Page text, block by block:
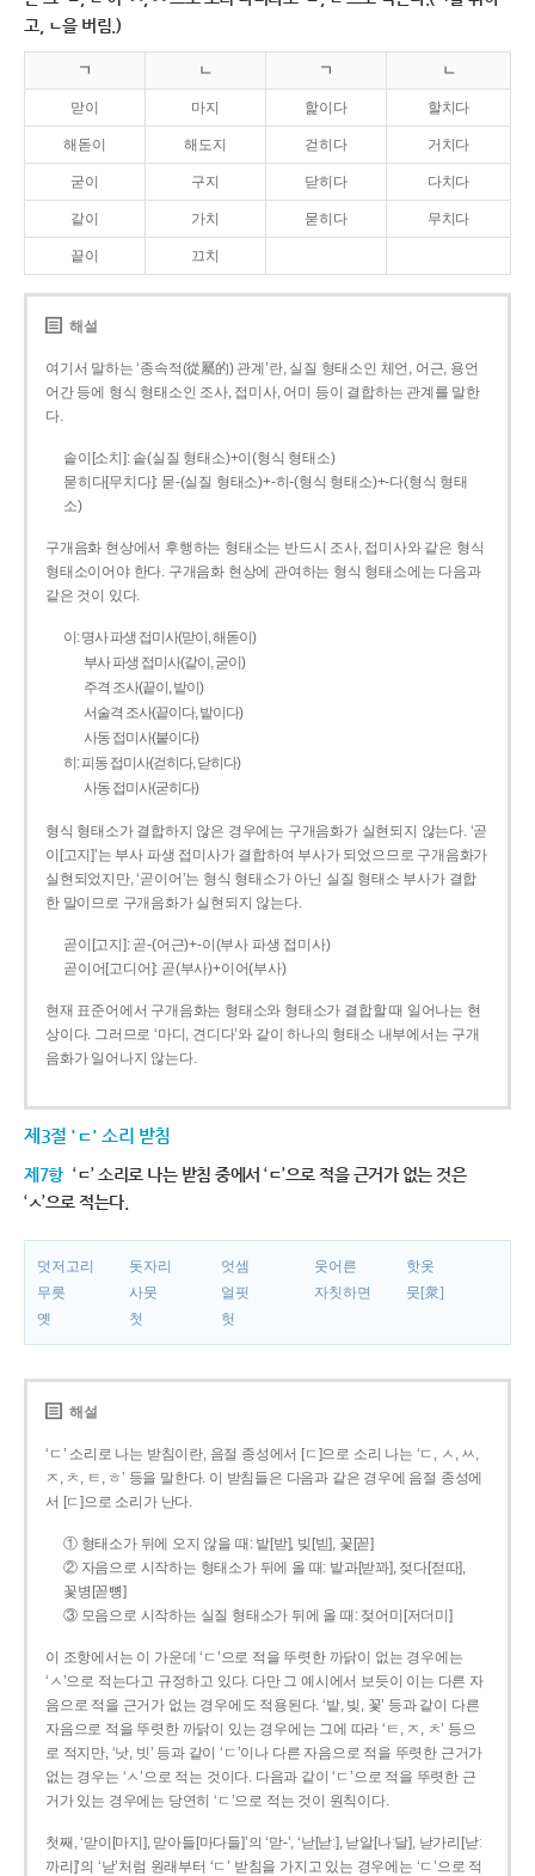
고, ㄴ을 버림.)
ㄱ ㄴ ㄱ ㄴ
맏이 마지 핥이다 할치다
해돋이 해도지 걷히다 거치다
굳이 구지 닫히다 다치다
같이 가치 묻히다 무치다
끝이 끄치
해설
여기서 말하는 ‘종속적(從屬的) 관계’란, 실질 형태소인 체언, 어근, 용언
어간 등에 형식 형태소인 조사, 접미사, 어미 등이 결합하는 관계를 말한
다.
솥이[소치]: 솥(실질 형태소)+이(형식 형태소)
묻히다[무치다]: 묻­-(실질 형태소)+­-히­-(형식 형태소)+-다(형식 형태
소)
구개음화 현상에서 후행하는 형태소는 반드시 조사, 접미사와 같은 형식
형태소이어야 한다. 구개음화 현상에 관여하는 형식 형태소에는 다음과
같은 것이 있다.
이: 명사 파생 접미사(맏이, 해돋이)
부사 파생 접미사(같이, 굳이)
주격 조사(끝이, 밭이)
서술격 조사(끝이다, 밭이다)
사동 접미사(붙이다)
히: 피동 접미사(걷히다, 닫히다)
사동 접미사(굳히다)
형식 형태소가 결합하지 않은 경우에는 구개음화가 실현되지 않는다. ‘곧
이[고지]’는 부사 파생 접미사가 결합하여 부사가 되었으므로 구개음화가
실현되었지만, ‘곧이어’는 형식 형태소가 아닌 실질 형태소 부사가 결합
한 말이므로 구개음화가 실현되지 않는다.
곧이[고지]: 곧-­(어근)+­-이(부사 파생 접미사)
곧이어[고디어]: 곧(부사)+이어(부사)
현재 표준어에서 구개음화는 형태소와 형태소가 결합할 때 일어나는 현
상이다. 그러므로 ‘마디, 견디다’와 같이 하나의 형태소 내부에서는 구개
음화가 일어나지 않는다.
제3절 'ㄷ' 소리 받침
제7항 ‘ㄷ’ 소리로 나는 받침 중에서 ‘ㄷ’으로 적을 근거가 없는 것은
‘ㅅ’으로 적는다.
덧저고리 돗자리 엇셈 웃어른
핫옷
무릇
사뭇 얼핏 자칫하면
뭇[衆]
옛
첫 헛
해설
‘ㄷ’ 소리로 나는 받침이란, 음절 종성에서 [ㄷ]으로 소리 나는 ‘ㄷ, ㅅ, ㅆ,
ㅈ, ㅊ, ㅌ, ㅎ’ 등을 말한다. 이 받침들은 다음과 같은 경우에 음절 종성에
서 [ㄷ]으로 소리가 난다.
① 형태소가 뒤에 오지 않을 때: 밭[받], 빚[빋], 꽃[꼳]
② 자음으로 시작하는 형태소가 뒤에 올 때: 밭과[받꽈], 젖다[젇따],
꽃병[꼳뼝]
③ 모음으로 시작하는 실질 형태소가 뒤에 올 때: 젖어미[저더미]
이 조항에서는 이 가운데 ‘ㄷ’으로 적을 뚜렷한 까닭이 없는 경우에는
‘ㅅ’으로 적는다고 규정하고 있다. 다만 그 예시에서 보듯이 이는 다른 자
음으로 적을 근거가 없는 경우에도 적용된다. ‘밭, 빚, 꽃’ 등과 같이 다른
자음으로 적을 뚜렷한 까닭이 있는 경우에는 그에 따라 ‘ㅌ, ㅈ, ㅊ’ 등으
로 적지만, ‘낫, 빗’ 등과 같이 ‘ㄷ’이나 다른 자음으로 적을 뚜렷한 근거가
없는 경우는 ‘ㅅ’으로 적는 것이다. 다음과 같이 ‘ㄷ’으로 적을 뚜렷한 근
거가 있는 경우에는 당연히 ‘ㄷ’으로 적는 것이 원칙이다.
첫째, ‘맏이[마지], 맏아들[마다들]’의 ‘맏-’, ‘낟[낟ː], 낟알[나ː달], 낟가리[낟ː
까리]’의 ‘낟’처럼 원래부터 ‘ㄷ’ 받침을 가지고 있는 경우에는 ‘ㄷ’으로 적